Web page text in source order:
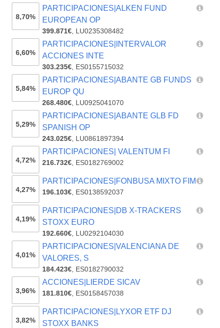
8,70%
PARTICIPACIONES|ALKEN FUND
EUROPEAN OP
399.871€ LU0235308482
6,60%
PARTICIPACIONES|INTERVALOR
ACCIONES INTE
303.235€ ES0155715032
5,84%
PARTICIPACIONES|ABANTE GB FUNDS
EUROP QU
268.480€ LU0925041070
5,29%
PARTICIPACIONES|ABANTE GLB FD
SPANISH OP
243.025€ LU0861897394
4,72%
PARTICIPACIONES| VALENTUM FI
216.732€ ES0182769002
4,27%
PARTICIPACIONES|FONBUSA MIXTO FIM
196.103€ ES0138592037
4,19%
PARTICIPACIONES|DB X-TRACKERS
STOXX EURO
192.660€ LU0292104030
4,01%
PARTICIPACIONES|VALENCIANA DE
VALORES, S
184.423€ ES0182790032
3,96%
ACCIONES|LIERDE SICAV
181.810€ ES0158457038
3,82%
PARTICIPACIONES|LYXOR ETF DJ
STOXX BANKS